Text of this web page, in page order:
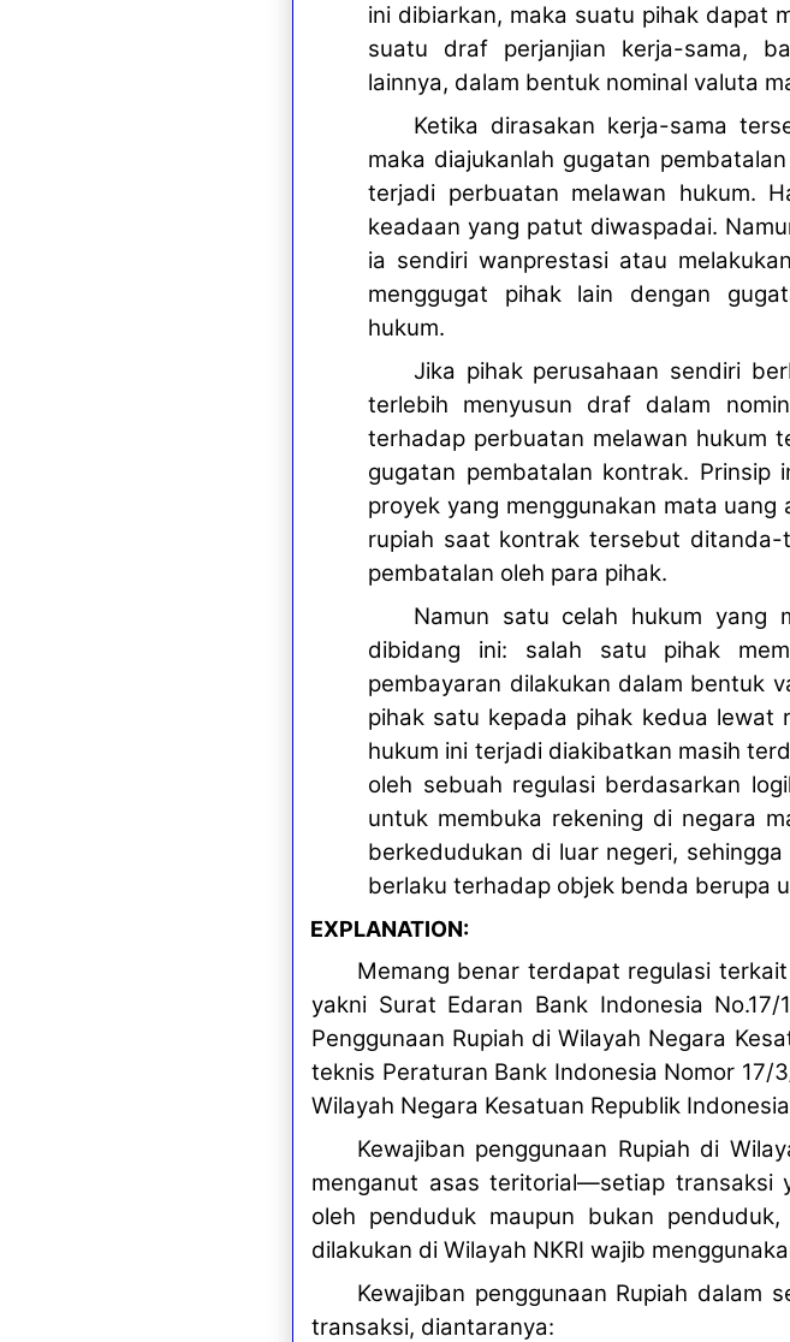
ini dibiarkan, maka suatu pihak dapat
suatu draf perjanjian kerja-sama,
lainnya, dalam bentuk nominal valuta
Ketika dirasakan kerja-sama
maka diajukanlah gugatan
terjadi perbuatan melawan hukum.
keadaan yang patut diwaspadai.
ia sendiri wanprestasi atau
menggugat pihak lain dengan
hukum.
Jika pihak perusahaan sendiri
terlebih menyusun draf dalam
terhadap perbuatan melawan hukum
gugatan pembatalan kontrak.
proyek yang menggunakan mata
rupiah saat kontrak tersebut
pembatalan oleh para pihak.
Namun satu celah hukum yang
dibidang ini: salah satu pihak
pembayaran dilakukan dalam bentuk
pihak satu kepada pihak kedua lewat
hukum ini terjadi diakibatkan masih
oleh sebuah regulasi berdasarkan
untuk membuka rekening di negara
berkedudukan di luar negeri,
berlaku terhadap objek benda berupa
EXPLANATION:
Memang benar terdapat regulasi
yakni Surat Edaran Bank Indonesia
Penggunaan Rupiah di Wilayah Negara
teknis Peraturan Bank Indonesia Nomor 17/
Wilayah Negara Kesatuan Republik
Kewajiban penggunaan Rupiah di
menganut asas teritorial—setiap transaksi
oleh penduduk maupun bukan
dilakukan di Wilayah NKRI wajib
Kewajiban penggunaan Rupiah dalam
transaksi, diantaranya: